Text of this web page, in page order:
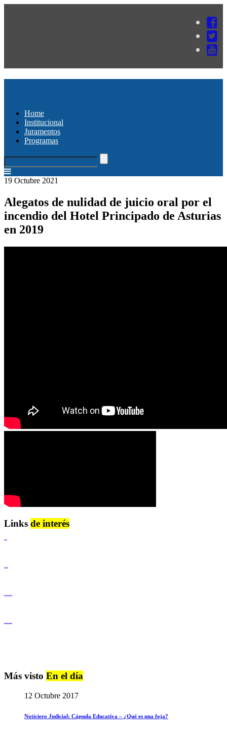
Home
Institucional
Juramentos
Programas
19 Octubre 2021
Alegatos de nulidad de juicio oral por el
incendio del Hotel Principado de Asturias
en 2019
Links de interés
Más visto En el día
12 Octubre 2017
Noticiero Judicial: Cápsula Educativa – ¿Qué es una foja?